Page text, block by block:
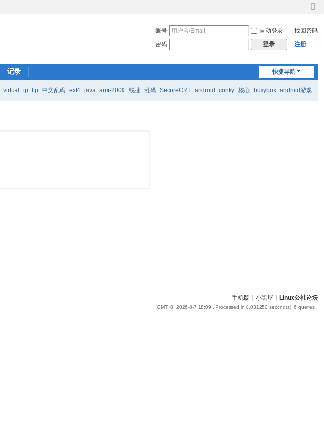
切
到
账号 自动登录
找回密码
密码
登录 注册
快捷导航
记录
virtual ip ftp 中文乱码 ext4 java arm-2009 锐捷 乱码 SecureCRT android conky 核心 busybox android游戏
手机版 小黑屋 Linux公社论坛
GMT+8, 2026-8-7 18:09 , Processed in 0.031250 second(s), 6 queries .